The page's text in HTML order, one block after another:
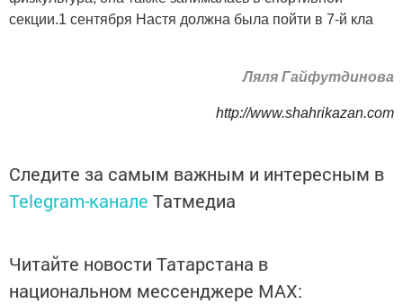
секции.1 сентября Настя должна была пойти в 7-й кла
Ляля Гайфутдинова
http://www.shahrikazan.com
Следите за самым важным и интересным в
Telegram-канале Татмедиа
Читайте новости Татарстана в
национальном мессенджере MАХ: